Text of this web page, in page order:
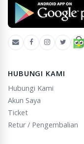
HUBUNGI KAMI
Hubungi Kami
Akun Saya
Ticket
Retur / Pengembalian